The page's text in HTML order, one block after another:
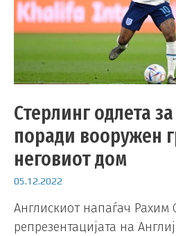
Стерлинг одлета
поради вооружен
неговиот дом
05.12.2022
Англискиот напаѓач Рахим
репрезентацијата на